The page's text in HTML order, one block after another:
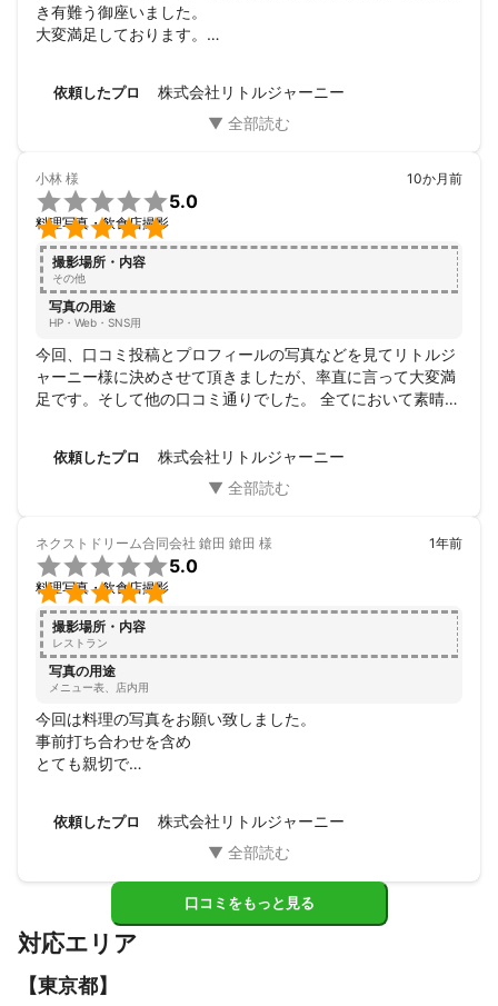
き有難う御座いました。
大変満足しております。
依頼したプロ 株式会社リトルジャーニー
小林 様


5.0
料理写真・飲食店撮影
10か月前
撮影場所・内容
その他
写真の用途
HP・Web・SNS用
今回、口コミ投稿とプロフィールの写真などを見てリトルジ
ャーニー様に決めさせて頂きましたが、率直に言って大変満
足です。そして他の口コミ通りでした。 全てにおいて素晴ら
たいと思える方です。
本当にありがとうございました！
依頼したプロ 株式会社リトルジャーニー
ネクストドリーム合同会社 鎗田 鎗田 様


5.0
料理写真・飲食店撮影
1年前
撮影場所・内容
レストラン
写真の用途
メニュー表、店内用
今回は料理の写真をお願い致しました。
事前打ち合わせを含め
とても親切で
依頼したプロ 株式会社リトルジャーニー
口コミをもっと見る
対応エリア
【東京都】